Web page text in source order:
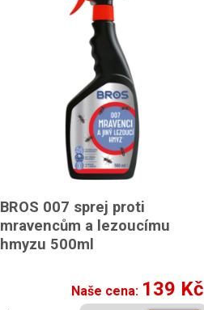
BROS 007 sprej proti
mravencům a lezoucímu
hmyzu 500ml
Naše cena: 139 Kč